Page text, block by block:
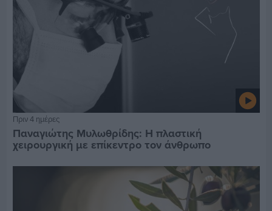
Πριν 4 ημέρες
Παναγιώτης Μυλωθρίδης: Η πλαστική
χειρουργική με επίκεντρο τον άνθρωπο